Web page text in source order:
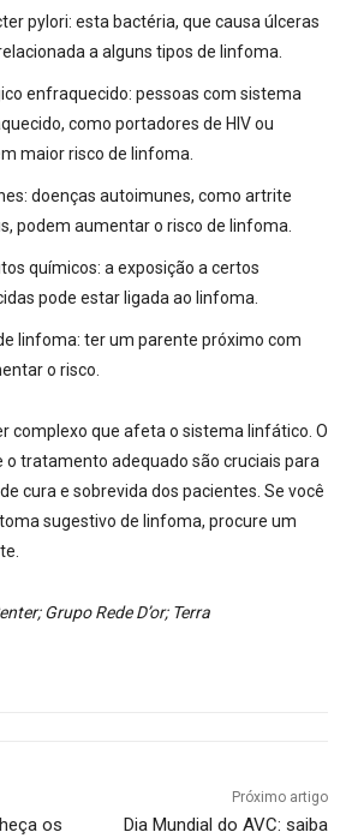
pylori: esta bactéria, que causa úlceras
a alguns tipos de linfoma.
enfraquecido: pessoas com sistema
como portadores de HIV ou
maior risco de linfoma.
doenças autoimunes, como artrite
podem aumentar o risco de linfoma.
químicos: a exposição a certos
pode estar ligada ao linfoma.
linfoma: ter um parente próximo com
o risco.
complexo que afeta o sistema linfático. O
o tratamento adequado são cruciais para
cura e sobrevida dos pacientes. Se você
sugestivo de linfoma, procure um
Grupo Rede D’or; Terra
os
Próximo artigo
Dia Mundial do AVC: saiba